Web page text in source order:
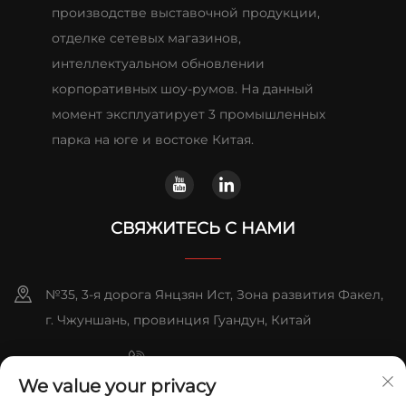
производстве выставочной продукции,
отделке сетевых магазинов,
интеллектуальном обновлении
корпоративных шоу-румов. На данный
момент эксплуатирует 3 промышленных
парка на юге и востоке Китая.
СВЯЖИТЕСЬ С НАМИ
№35, 3-я дорога Янцзян Ист, Зона развития Факел,
г. Чжуншань, провинция Гуандун, Китай
+86-076023631800
+86-13631181961
We value your privacy